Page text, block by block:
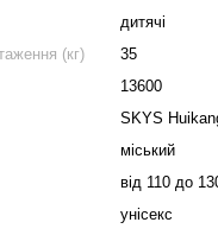
дитячі
(кг)
35
13600
SKYS
міський
від 110 до
унісекс